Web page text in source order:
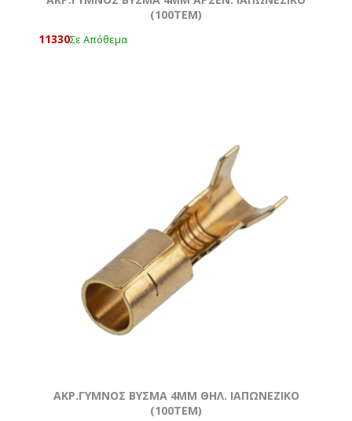
(100ΤΕΜ)
11330Σε Απόθεμα
ΑΚΡ.ΓΥΜΝΟΣ ΒΥΣΜΑ 4MM ΘΗΛ. ΙΑΠΩΝΕΖΙΚΟ
(100ΤΕΜ)